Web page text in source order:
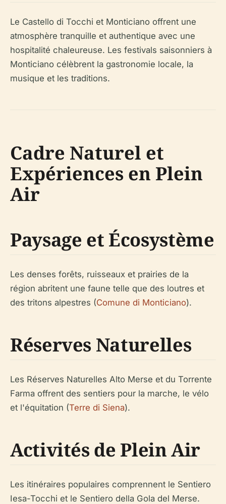
Le Castello di Tocchi et Monticiano offrent une
atmosphère tranquille et authentique avec une
hospitalité chaleureuse. Les festivals saisonniers à
Monticiano célèbrent la gastronomie locale, la
musique et les traditions.
Cadre Naturel et
Expériences en Plein
Air
Paysage et Écosystème
Les denses forêts, ruisseaux et prairies de la
région abritent une faune telle que des loutres et
des tritons alpestres (Comune di Monticiano).
Réserves Naturelles
Les Réserves Naturelles Alto Merse et du Torrente
Farma offrent des sentiers pour la marche, le vélo
et l'équitation (Terre di Siena).
Activités de Plein Air
Les itinéraires populaires comprennent le Sentiero
Iesa-Tocchi et le Sentiero della Gola del Merse.